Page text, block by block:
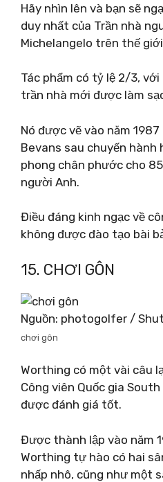
Hãy nhìn lên và bạn sẽ
duy nhất của Trần nhà
Michelangelo trên thế
Tác phẩm có tỷ lệ 2/3,
trần nhà mới được làm
Nó được vẽ vào năm
Bevans sau chuyến hành
phong chân phước cho
người Anh.
Điều đáng kinh ngạc về
không được đào tạo bài
15. CHƠI GÔN
Nguồn: photogolfer /
chơi gôn
Worthing có một vài câu
Công viên Quốc gia
được đánh giá tốt.
Được thành lập vào năm
Worthing tự hào có hai
nhấp nhô, cũng như một